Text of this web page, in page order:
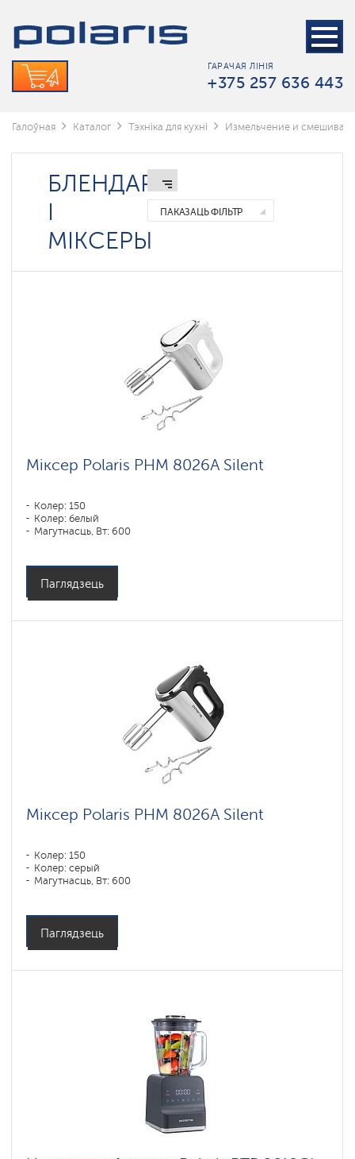
ГАРАЧАЯ ЛІНІЯ
+375 257 636 443
Галоўная Каталог Тэхніка для кухні Измельчение и
БЛЕНДАРЫ
І
МІКСЕРЫ
ПАКАЗАЦЬ ФІЛЬТР
Міксер Polaris PHM 8026A Silent
Колер: 150
Колер: белый
Магутнасць, Вт: 600
Паглядзець
Міксер Polaris PHM 8026A Silent
Колер: 150
Колер: серый
Магутнасць, Вт: 600
Паглядзець
Блендары
Міксеры
Кухонные
машины
Беспроводные
блендеры
Настольныя
блендары
блендары